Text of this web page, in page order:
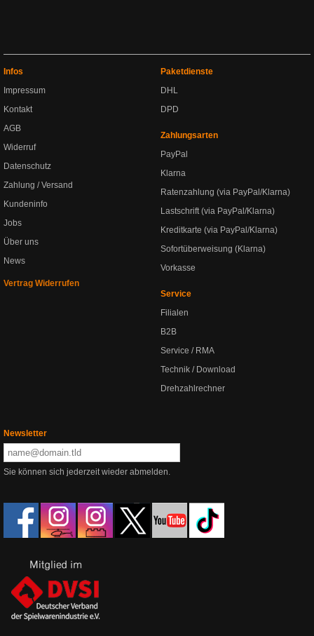
Infos
Impressum
Kontakt
AGB
Widerruf
Datenschutz
Zahlung / Versand
Kundeninfo
Jobs
Über uns
News
Vertrag Widerrufen
Paketdienste
DHL
DPD
Zahlungsarten
PayPal
Klarna
Ratenzahlung (via PayPal/Klarna)
Lastschrift (via PayPal/Klarna)
Kreditkarte (via PayPal/Klarna)
Sofortüberweisung (Klarna)
Vorkasse
Service
Filialen
B2B
Service / RMA
Technik / Download
Drehzahlrechner
Newsletter
Sie können sich jederzeit wieder abmelden.